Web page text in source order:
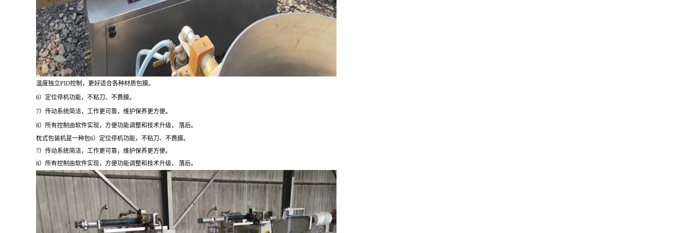
温度独立PID控制，更好适合各种材质包膜。
6）定位停机功能，不粘刀、不费膜。
7）传动系统简洁，工作更可靠，维护保养更方便。
8）所有控制由软件实现，方便功能调整和技术升级， 落后。
枕式包装机是一种包6）定位停机功能，不粘刀、不费膜。
7）传动系统简洁，工作更可靠，维护保养更方便。
8）所有控制由软件实现，方便功能调整和技术升级， 落后。